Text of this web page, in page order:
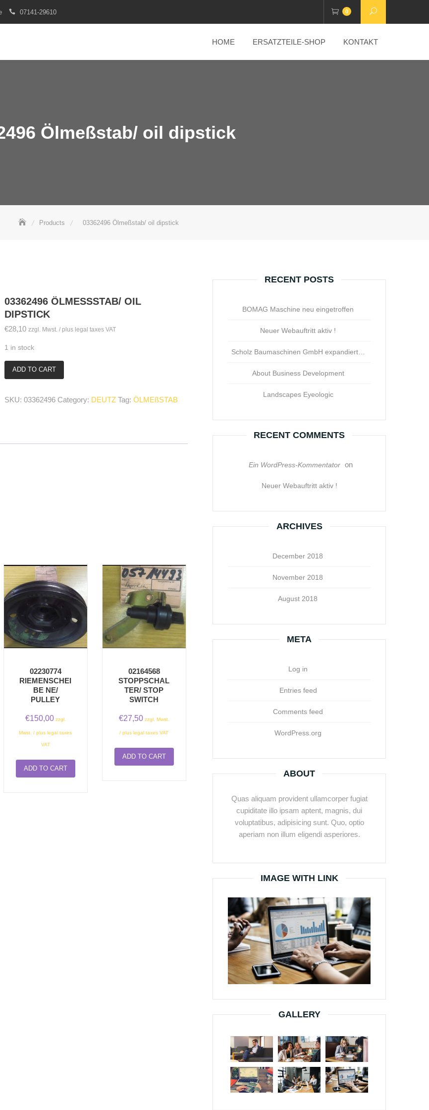
07141-29610 0
HOME ERSATZTEILE-SHOP KONTAKT
Ölmeßstab/ oil dipstick
Products 03362496 Ölmeßstab/ oil dipstick
03362496 ÖLMESSSTAB/ OIL D
IPSTICK
€28,10 zzgl. Mwst. / plus legal taxes VAT
1 in stock
03362496
dipstick
ADD TO CART
SKU:03362496 Category: DEUTZ Tag:ÖLMEßSTAB
02230774
RIEMENSCHEI
BE NE/
PULLEY
€150,00 zzgl.
Mwst. / plus legal taxes
VAT
ADD TO CART
02164568
STOPPSCHAL
TER/ STOP
SWITCH
€27,50 zzgl. Mwst.
/ plus legal taxes VAT
ADD TO CART
RECENT POSTS
BOMAG Maschine neu eingetroffen
Neuer Webauftritt aktiv !
Scholz Baumaschinen GmbH expandiert…
About Business Development
Landscapes Eyeologic
RECENT COMMENTS
Ein WordPress-Kommentator on
Neuer Webauftritt aktiv !
ARCHIVES
December 2018
November 2018
August 2018
META
Log in
Entries feed
Comments feed
WordPress.org
ABOUT
Quas aliquam provident ullamcorper fugiat
cupiditate illo ipsam aptent, magnis, dui
voluptatibus, adipisicing sunt. Quo, optio
aperiam non illum eligendi asperiores.
IMAGE WITH LINK
GALLERY